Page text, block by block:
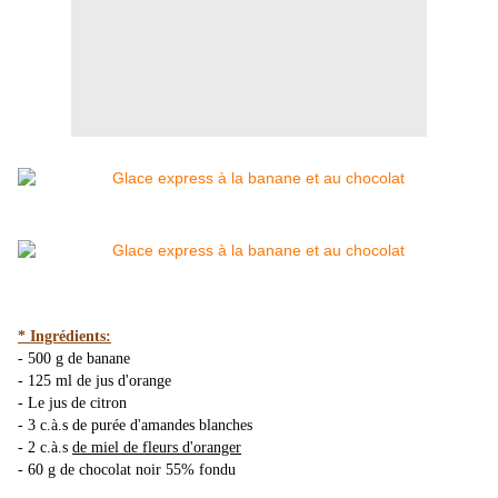
* Ingrédients:
- 500 g de banane
- 125 ml de jus d'orange
- Le jus de citron
- 3 c.à.s de purée d'amandes blanches
- 2 c.à.s de miel de fleurs d'oranger
- 60 g de chocolat noir 55% fondu